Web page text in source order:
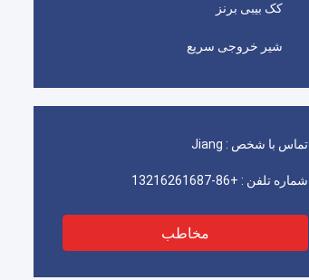
کک بیبی برنز
شیر خروجی سریع
تماس با شخص : Jiang
شماره تلفن : +86-13216261687
مخاطب